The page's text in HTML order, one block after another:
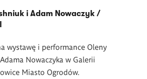
i Adam Nowaczyk /
wystawę i performance Oleny
Nowaczyka w Galerii
Miasto Ogrodów.